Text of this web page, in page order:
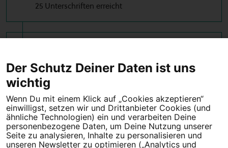
25 Unterschriften erreicht
10 Unterschriften erreicht
Tipps für deine Petition
Darum WeAct
Partnerprogramm
Der Schutz Deiner Daten ist uns
wichtig
Wenn Du mit einem Klick auf „Cookies akzeptieren“
einwilligst, setzen wir und Drittanbieter Cookies (und
ähnliche Technologien) ein und verarbeiten Deine
personenbezogene Daten, um Deine Nutzung unserer
Seite zu analysieren, Inhalte zu personalisieren und
unseren Newsletter zu optimieren („Analytics und